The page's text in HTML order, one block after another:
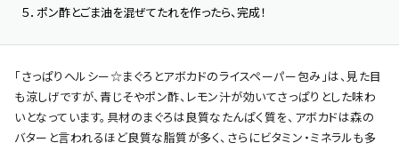
５．ポン酢とごま油を混ぜてたれを作ったら、完成！
「さっぱりヘルシー☆まぐろとアボカドのライスペーパー包み」は、見た目
も涼しげですが、青じそやポン酢、レモン汁が効いてさっぱりとした味わ
いとなっています。具材のまぐろは良質なたんぱく質を、アボカドは森の
バターと言われるほど良質な脂質が多く、さらにビタミン・ミネラルも多